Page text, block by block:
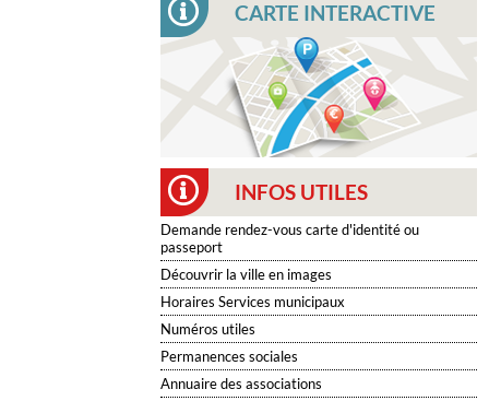
CARTE INTERACTIVE
INFOS UTILES
Demande rendez-vous carte d'identité ou
passeport
Découvrir la ville en images
Horaires Services municipaux
Numéros utiles
Permanences sociales
Annuaire des associations